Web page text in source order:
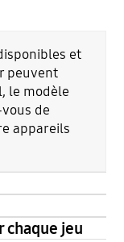
et
peuvent
le modèle
de
appareils
chaque jeu